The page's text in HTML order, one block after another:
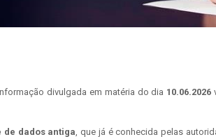
divulgada em matéria do dia 10.06.2026
dados antiga, que já é conhecida pelas